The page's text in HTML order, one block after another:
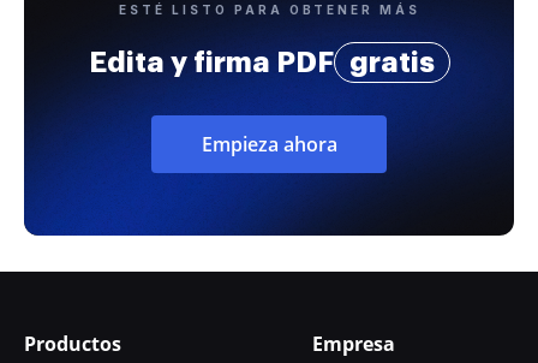
ESTÉ LISTO PARA OBTENER MÁS
Edita y firma PDF gratis
Empieza ahora
Productos Empresa